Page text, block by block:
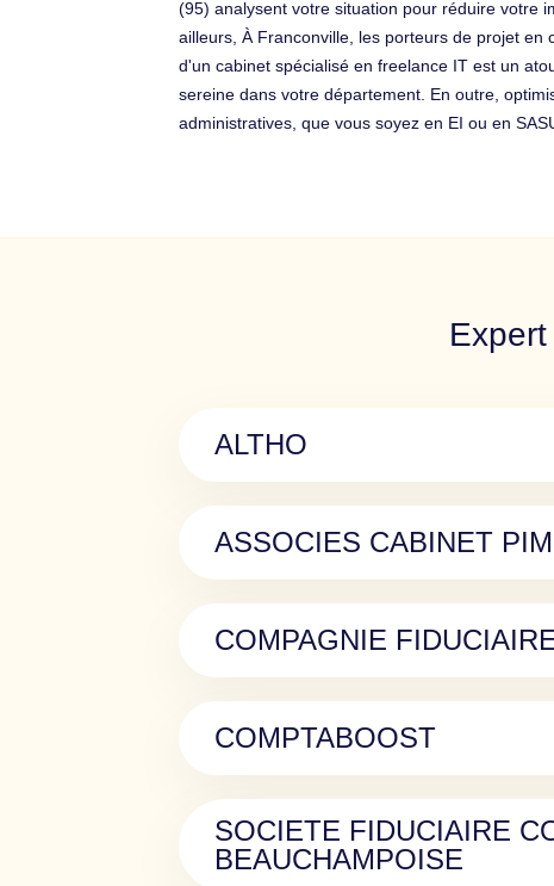
(95) analysent votre situation pour réduire votre
ailleurs, À Franconville, les porteurs de projet
d'un cabinet spécialisé en freelance IT est un
sereine dans votre département. En outre,
administratives, que vous soyez en EI ou en
ALTHO
ASSOCIES CABINET
COMPAGNIE
COMPTABOOST
SOCIETE FIDUCIAIRE
BEAUCHAMPOISE